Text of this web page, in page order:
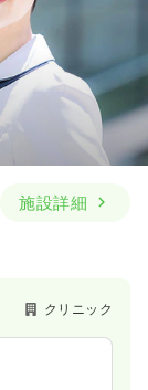
施設詳細
クリニック